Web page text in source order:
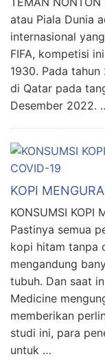
atau Piala Dunia
internasional
FIFA, kompetisi
1930. Pada
di Qatar pada
Desember 2022.
KOPI
KONSUMSI KOPI
Pastinya semua
kopi hitam tanpa
mengandung
tubuh. Dan saat
Medicine
memberikan
studi ini, para
untuk …